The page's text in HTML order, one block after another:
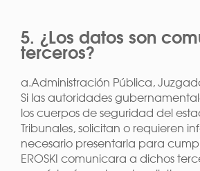
5. ¿Los datos son
terceros?
a.Administración Pública,
Si las autoridades
los cuerpos de seguridad del
Tribunales, solicitan o requieren
necesario presentarla para
EROSKI comunicara a dichos